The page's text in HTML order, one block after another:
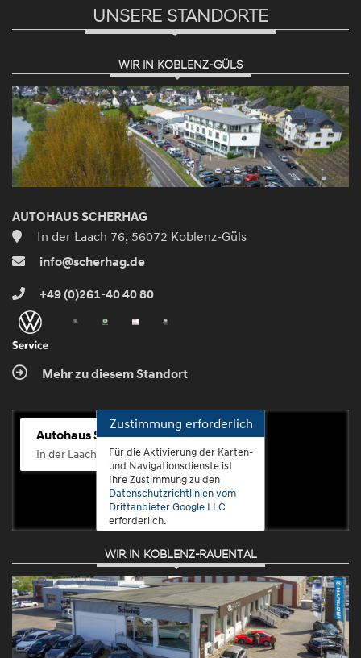
UNSERE STANDORTE
WIR IN KOBLENZ-GÜLS
AUTOHAUS SCHERHAG
In der Laach 76, 56072 Koblenz-Güls
info@scherhag.de
+49 (0)261-40 40 80
Mehr zu diesem Standort
Autohaus Scherhag
In der Laach 76, 56072 Koblenz-Güls
Zustimmung erforderlich
Für die Aktivierung der Karten-
und Navigationsdienste ist
Ihre Zustimmung zu den
Datenschutzrichtlinien vom
Drittanbieter Google LLC
erforderlich.
Zustimmen
und
aktivieren
WIR IN KOBLENZ-RAUENTAL